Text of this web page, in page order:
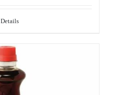
Details